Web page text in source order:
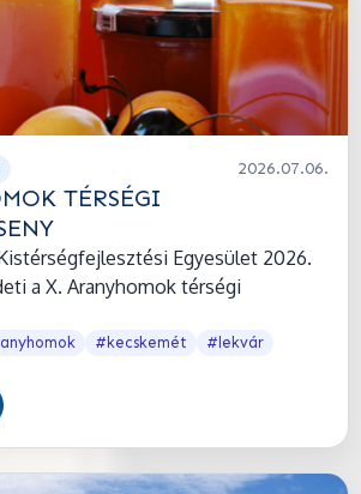
2026.07.06.
TÉRSÉGI
Egyesület 2026.
a X. Aranyhomok térségi
#kecskemét
#lekvár